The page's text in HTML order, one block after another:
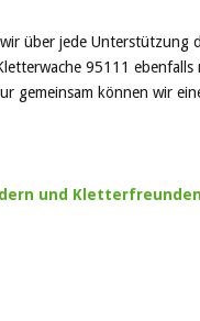
über jede Unterstützung
95111 ebenfalls
gemeinsam können wir
und